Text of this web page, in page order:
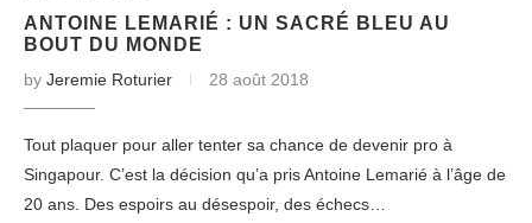
ANTOINE LEMARIÉ : UN SACRÉ BLEU AU
BOUT DU MONDE
by Jeremie Roturier 28 août 2018
Tout plaquer pour aller tenter sa chance de devenir pro à
Singapour. C’est la décision qu’a pris Antoine Lemarié à l’âge de
20 ans. Des espoirs au désespoir, des échecs…